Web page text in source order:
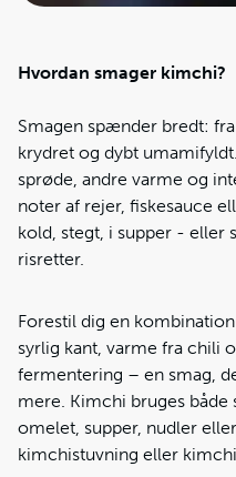
Hvordan smager kimchi?
Smagen spænder bredt:
krydret og dybt
sprøde, andre varme og
noter af rejer, fiskesauce
kold, stegt, i supper - eller
risretter.
Forestil dig en
syrlig kant, varme fra chili
fermentering – en smag,
mere. Kimchi bruges
omelet, supper, nudler
kimchistuvning eller